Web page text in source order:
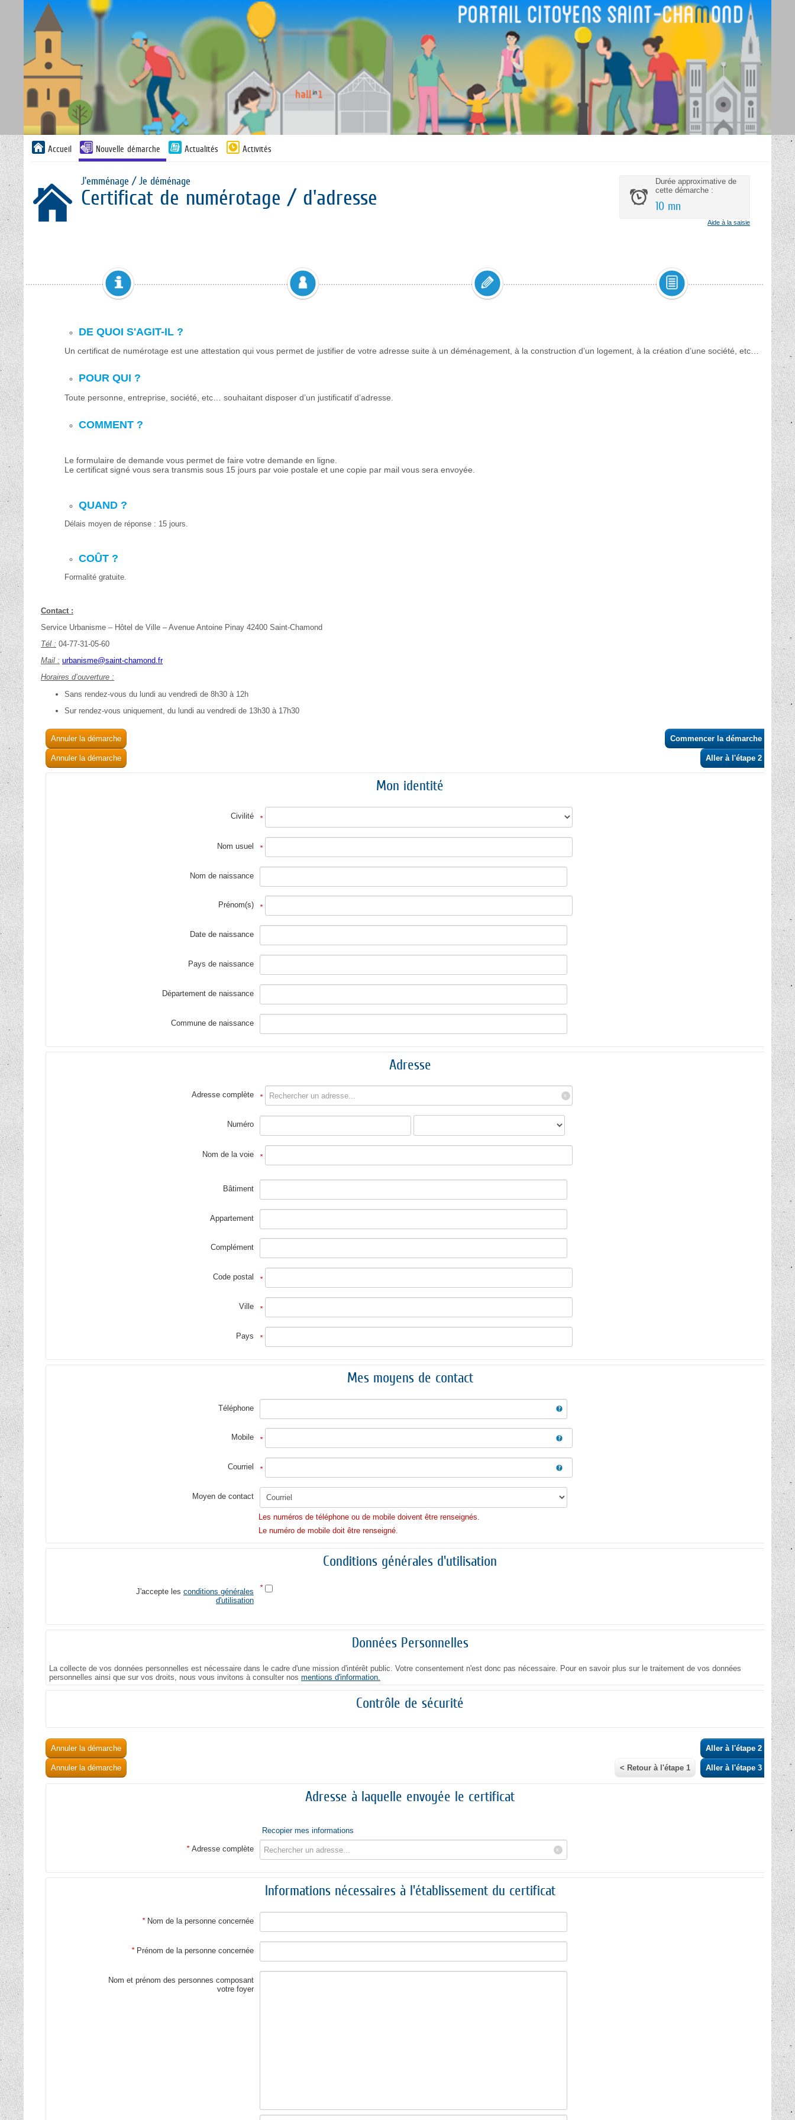
Liste
des
Accueil Nouvelle démarche Actualités Activités
J'emménage / Je déménage
Certificat de numérotage / d'adresse
Durée approximative de
cette démarche :
10 mn
Aide à la saisie
Commencer la démarche
Annuler la démarche
Aller à l'étape 2 >
Annuler la démarche
Mon identité
*
Civilité
*
Nom usuel
Nom de naissance
*
Prénom(s)
Date de naissance
Pays de naissance
Département de naissance
Commune de naissance
Adresse
*
Adresse complète
Numéro
*
Nom de la voie
Bâtiment
Appartement
Complément
*
Code postal
*
Ville
*
Pays
Mes moyens de contact
Téléphone
*
Mobile
*
Courriel
Moyen de contact
Les numéros de téléphone ou de mobile doivent être renseignés.
Le numéro de mobile doit être renseigné.
Conditions générales d'utilisation
J'accepte les conditions générales
d'utilisation
*
Données Personnelles
La collecte de vos données personnelles est nécessaire dans le cadre d'une mission d'intérêt public. Votre consentement n'est donc pas nécessaire. Pour en savoir plus sur le traitement de vos données
personnelles ainsi que sur vos droits, nous vous invitons à consulter nos mentions d'information.
Contrôle de sécurité
Aller à l'étape 2 >
Annuler la démarche
Aller à l'étape 3 >
< Retour à l'étape 1
Annuler la démarche
Adresse à laquelle envoyée le certificat
Recopier mes informations
*Adresse complète
Informations nécessaires à l'établissement du certificat
*Nom de la personne concernée
*Prénom de la personne concernée
Nom et prénom des personnes composant
votre foyer